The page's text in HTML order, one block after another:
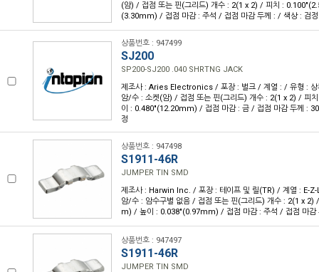
(암) / 접점 또는 핀(그리드) 개수 : 2(1 x 2) / 피치 :
(3.30mm) / 접점 마감 : 주석 / 접점 마감 두께 : / 색상 : 검정
상품번호 : 947499
SJ200
SP200-SJ200 .040 SHRTNG JACK
제조사 : Aries Electronics / 포장 : 벌크 / 계열 : / 유형 :
암/수 : 소켓(암) / 접점 또는 핀(그리드) 개수 : 2(1 x 2) / 피
이 : 0.480"(12.20mm) / 접점 마감 : 금 / 접점 마감 두께 :
정
상품번호 : 947498
S1911-46R
JUMPER TIN SMD
제조사 : Harwin Inc. / 포장 : 테이프 및 릴(TR) / 계열 : E-
암/수 : 암수구별 없음 / 접점 또는 핀(그리드) 개수 : 2(1 x
m) / 높이 : 0.038"(0.97mm) / 접점 마감 : 주석 / 접점 마감
상품번호 : 947497
S1911-46R
JUMPER TIN SMD